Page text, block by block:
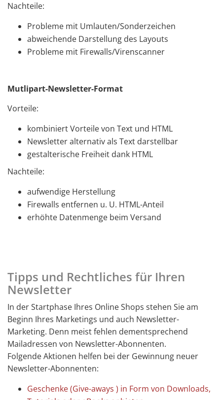
Nachteile:
Probleme mit Umlauten/Sonderzeichen
abweichende Darstellung des Layouts
Probleme mit Firewalls/Virenscanner
Mutlipart-Newsletter-Format
Vorteile:
kombiniert Vorteile von Text und HTML
Newsletter alternativ als Text darstellbar
gestalterische Freiheit dank HTML
Nachteile:
aufwendige Herstellung
Firewalls entfernen u. U. HTML-Anteil
erhöhte Datenmenge beim Versand
Tipps und Rechtliches für Ihren
Newsletter
In der Startphase Ihres Online Shops stehen Sie am
Beginn Ihres Marketings und auch Newsletter-
Marketing. Denn meist fehlen dementsprechend
Mailadressen von Newsletter-Abonnenten.
Folgende Aktionen helfen bei der Gewinnung neuer
Newsletter-Abonnenten:
Geschenke (Give-aways ) in Form von Downloads,